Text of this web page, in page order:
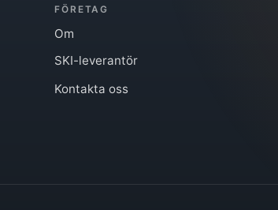
FÖRETAG
Om
SKI-leverantör
Kontakta oss